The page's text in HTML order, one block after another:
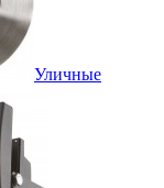
Уличные